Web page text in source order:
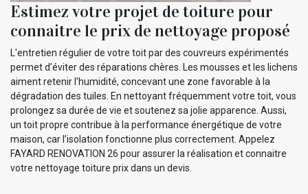
Estimez votre projet de toiture pour
connaitre le prix de nettoyage proposé
L'entretien régulier de votre toit par des couvreurs expérimentés
permet d’éviter des réparations chères. Les mousses et les lichens
aiment retenir l'humidité, concevant une zone favorable à la
dégradation des tuiles. En nettoyant fréquemment votre toit, vous
prolongez sa durée de vie et soutenez sa jolie apparence. Aussi,
un toit propre contribue à la performance énergétique de votre
maison, car l’isolation fonctionne plus correctement. Appelez
FAYARD RENOVATION 26 pour assurer la réalisation et connaitre
votre nettoyage toiture prix dans un devis.